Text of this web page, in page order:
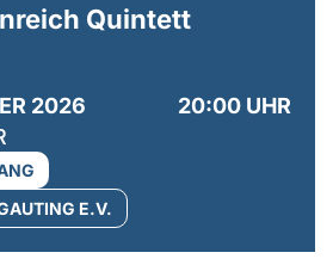
Quintett
2026
20:00 UHR
E.V.